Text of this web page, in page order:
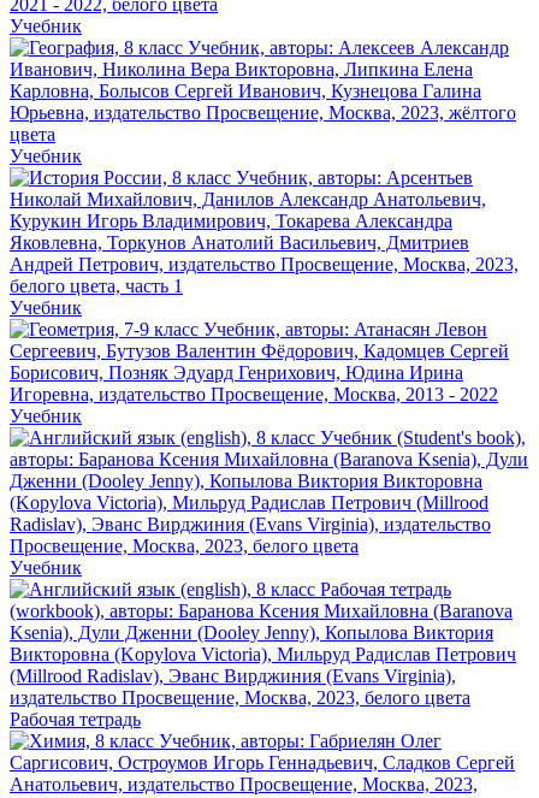
Учебник
Учебник
Учебник
Учебник
Учебник
Рабочая тетрадь